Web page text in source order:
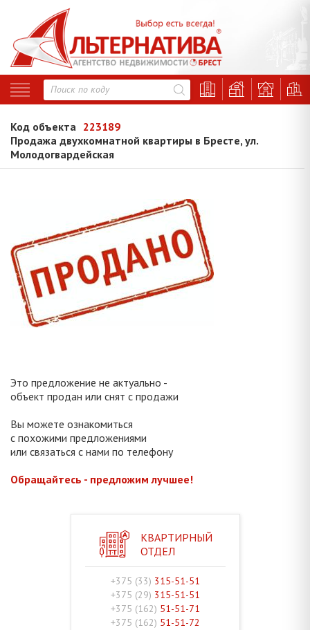
Код объекта 223189
Продажа двухкомнатной квартиры в Бресте, ул.
Молодогвардейская
Это предложение не актуально -
объект продан или снят с продажи
Вы можете ознакомиться
с похожими предложениями
или связаться с нами по телефону
Обращайтесь - предложим лучшее!
КВАРТИРНЫЙ
ОТДЕЛ
+375 (33) 315-51-51
+375 (29) 315-51-51
+375 (162) 51-51-71
+375 (162) 51-51-72